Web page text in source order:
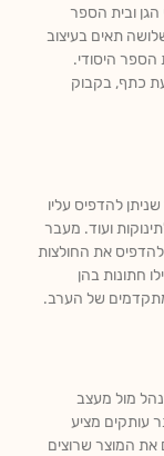
ובית הספר
תאים בעיצוב
היסודי.
כתף, בקבוק
להדפיס עליו
ועוד. מעבר
את החולצות
חתונות בהן
של הערב.
מול מעצב
עותקים מציע
את המוצר שרוצים